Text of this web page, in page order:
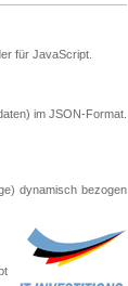
für JavaScript.
im JSON-Format.
dynamisch bezogen